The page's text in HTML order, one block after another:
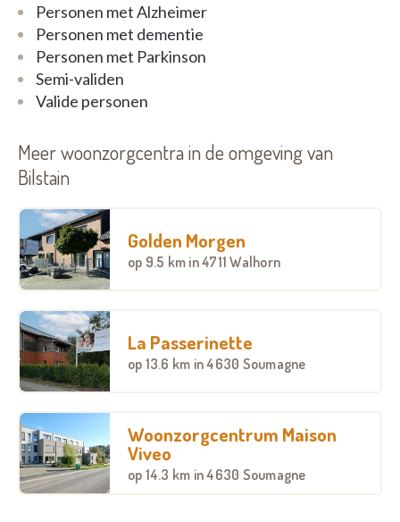
Personen met Alzheimer
Personen met dementie
Personen met Parkinson
Semi-validen
Valide personen
Meer woonzorgcentra in de omgeving van
Bilstain
Golden Morgen
op 9.5 km in 4711 Walhorn
La Passerinette
op 13.6 km in 4630 Soumagne
Woonzorgcentrum Maison
Viveo
op 14.3 km in 4630 Soumagne